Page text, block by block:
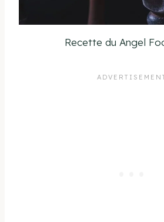
Recette du Angel